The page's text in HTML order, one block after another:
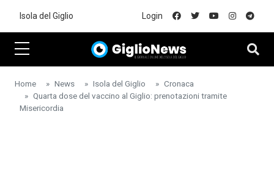
Isola del Giglio Login
Home News Isola del Giglio
Cronaca
Quarta dose del vaccino al Giglio: prenotazioni tramite
Misericordia